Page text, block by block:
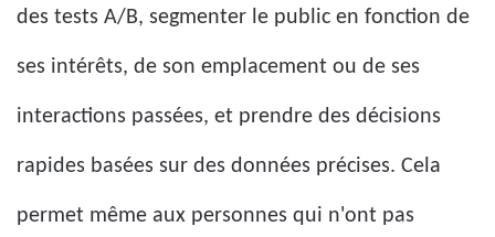
des tests A/B, segmenter le public en fonction de
ses intérêts, de son emplacement ou de ses
interactions passées, et prendre des décisions
rapides basées sur des données précises. Cela
permet même aux personnes qui n'ont pas